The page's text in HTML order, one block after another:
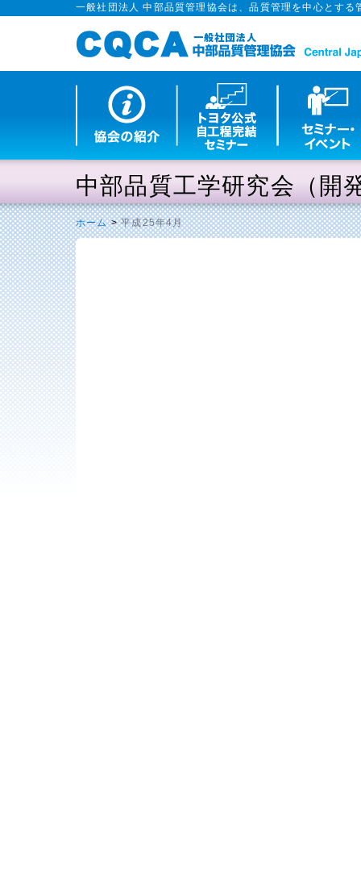
一般社団法人 中部品質管理協会は、品質管理を中心とす
中部品質工学研究会（開
ホーム>平成25年4月